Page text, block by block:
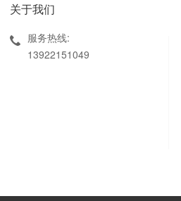
关于我们
服务热线:
13922151049